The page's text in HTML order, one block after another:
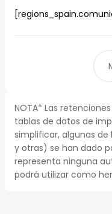
NOTA* Las
tablas de datos de
simplificar, algunas
y otras) se han dado
representa ninguna
podrá utilizar como